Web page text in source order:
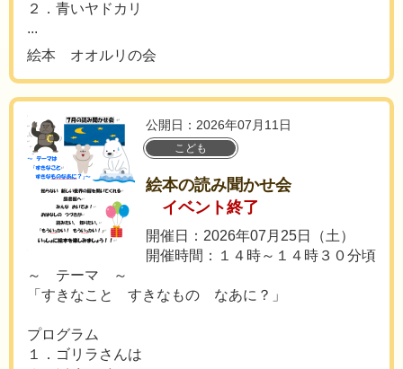
２．青いヤドカリ
...
絵本 オオルリの会
公開日：2026年07月11日
こども
絵本の読み聞かせ会
イベント終了
開催日：2026年07月25日（土）
開催時間：１４時～１４時３０分頃
～ テーマ ～
「すきなこと すきなもの なあに？」
プログラム
１．ゴリラさんは